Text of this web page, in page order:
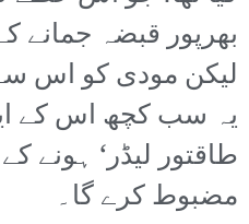
بھرپور قبضہ جمانے
لیکن مودی کو اس
یہ سب کچھ اس کے
طاقتور لیڈر‘ ہونے
مضبوط کرے گا۔